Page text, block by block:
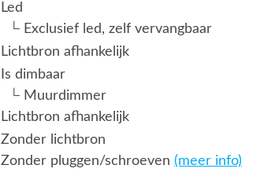
Led
└ Exclusief led, zelf vervangbaar
Lichtbron afhankelijk
Is dimbaar
└ Muurdimmer
Lichtbron afhankelijk
Zonder lichtbron
Zonder pluggen/schroeven (meer info)